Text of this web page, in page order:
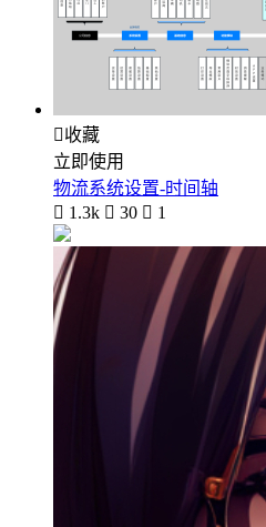
收藏
立即使用
物流系统设置-时间轴
 1.3k  30  1